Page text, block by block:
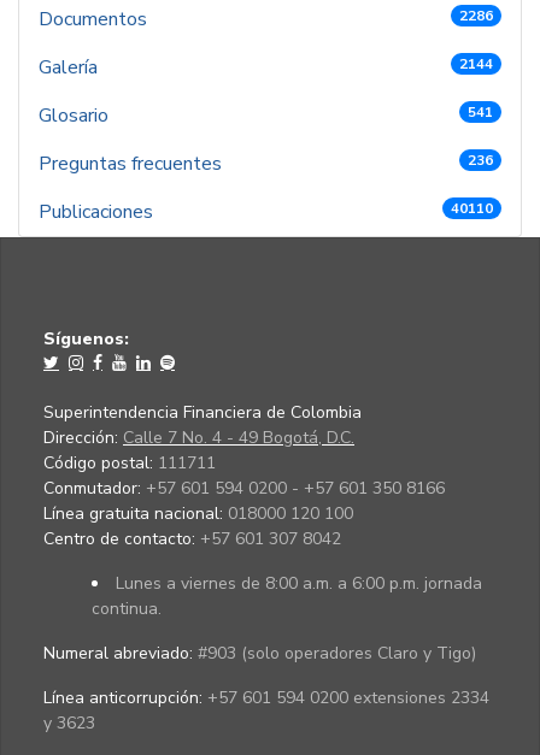
Documentos 2286
Galería 2144
Glosario 541
Preguntas frecuentes 236
Publicaciones 40110
Síguenos:
Superintendencia Financiera de Colombia
Dirección: Calle 7 No. 4 - 49 Bogotá, D.C.
Código postal: 111711
Conmutador: +57 601 594 0200 - +57 601 350 8166
Línea gratuita nacional: 018000 120 100
Centro de contacto: +57 601 307 8042
Lunes a viernes de 8:00 a.m. a 6:00 p.m. jornada
continua.
Numeral abreviado: #903 (solo operadores Claro y Tigo)
Línea anticorrupción: +57 601 594 0200 extensiones 2334
y 3623